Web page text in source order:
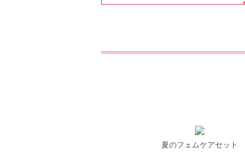
夏のフェムケアセット